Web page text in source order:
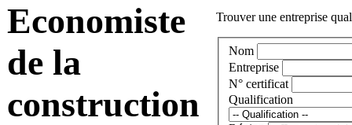
Economiste
de la
construction
Trouver une entreprise
Nom
Entreprise
N° certificat
Qualification